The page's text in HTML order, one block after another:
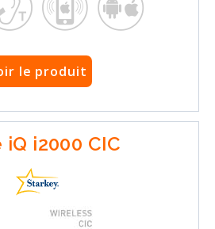
le produit
iQ i2000 CIC